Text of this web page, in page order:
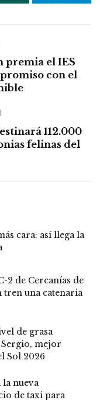
premia el IES
con el
112.000
felinas del
cara: así llega la
2 de Cercanías de
tren una catenaria
de grasa
mejor
Sol 2026
la nueva
de taxi para